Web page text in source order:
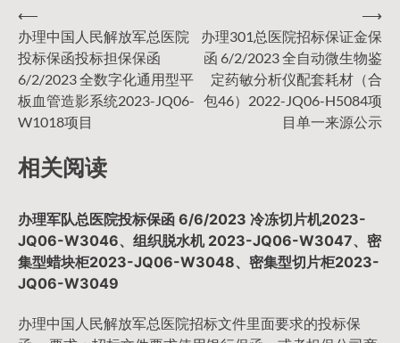
文
章
导
航
⟵
办理中国人民解放军总医院
投标保函投标担保保函
6/2/2023 全数字化通用型平
板血管造影系统2023-JQ06-
W1018项目
办理301总医院招标保证金保
函 6/2/2023 全自动微生物鉴
定药敏分析仪配套耗材（合
包46）2022-JQ06-H5084项
目单一来源公示
⟶
相关阅读
办理军队总医院投标保函 6/6/2023 冷冻切片机2023-
JQ06-W3046、组织脱水机 2023-JQ06-W3047、密
集型蜡块柜2023-JQ06-W3048、密集型切片柜2023-
JQ06-W3049
办理中国人民解放军总医院招标文件里面要求的投标保